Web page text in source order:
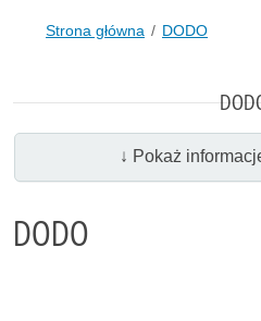
Strona główna DODO
↓ Pokaż
DODO